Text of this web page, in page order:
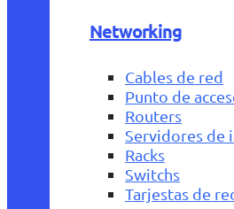
Networking
Cables de red
Punto de
Routers
Servidores de
Racks
Switchs
Tarjestas de